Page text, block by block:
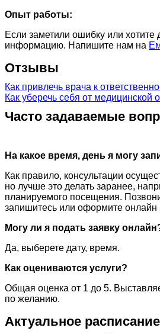
Опыт работы:
Если заметили ошибку или хотите
информацию. Напишите нам на
Отзывы
Как привлечь врача к
Как уберечь себя от медицинской
Часто задаваемые
На какое время, день я могу
Как правило, консультации
но лучше это делать заранее,
планируемого посещения.
запишитесь или оформите онлайн
Могу ли я подать заявку
Да, выберете дату, время.
Как оцениваются услуги?
Общая оценка от 1 до 5.
по желанию.
Актуальное расписание